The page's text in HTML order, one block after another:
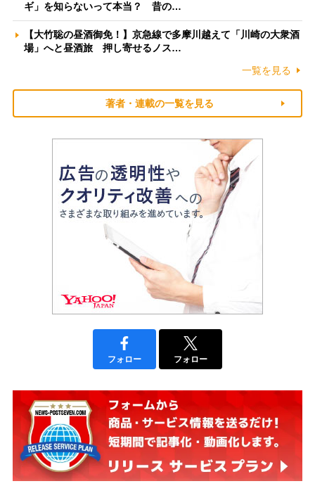
ギ」を知らないって本当？ 昔の…
【大竹聡の昼酒御免！】京急線で多摩川越えて「川崎の大衆酒
場」へと昼酒旅 押し寄せるノス…
一覧を見る
著者・連載の一覧を見る
フォロー フォロー